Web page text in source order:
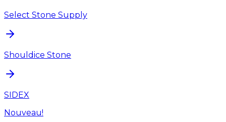
Select Stone Supply
Shouldice Stone
SIDEX
Nouveau!